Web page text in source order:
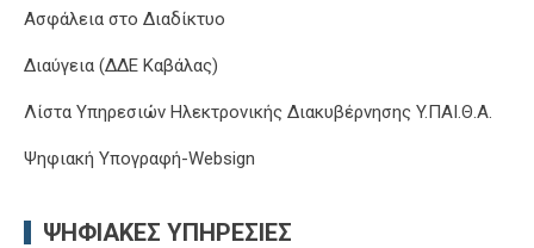
Ασφάλεια στο Διαδίκτυο
Διαύγεια (ΔΔΕ Καβάλας)
Λίστα Υπηρεσιών Ηλεκτρονικής Διακυβέρνησης Y.ΠΑΙ.Θ.Α.
Ψηφιακή Υπογραφή-Websign
ΨΗΦΙΑΚΈΣ ΥΠΗΡΕΣΊΕΣ